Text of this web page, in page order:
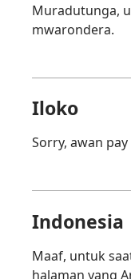
Muradutunga,
mwarondera.
Iloko
Sorry, awan
Indonesia
Maaf, untuk
halaman yang